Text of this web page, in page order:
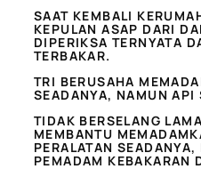
SAAT KEMBALI
KEPULAN ASAP DARI
DIPERIKSA TERNYATA
TERBAKAR.
TRI BERUSAHA
SEADANYA, NAMUN API
TIDAK BERSELANG
MEMBANTU
PERALATAN
PEMADAM KEBAKARAN